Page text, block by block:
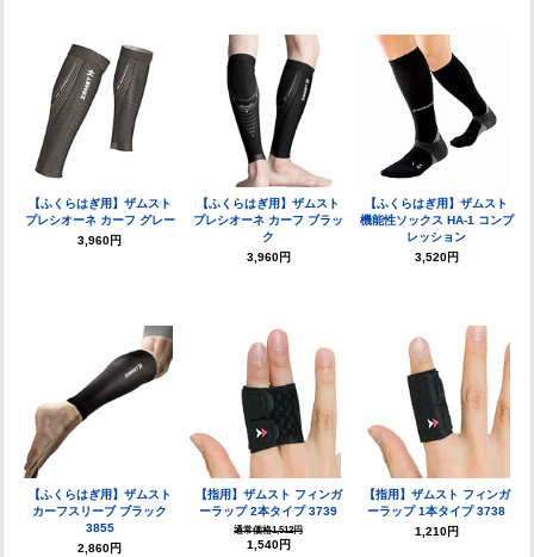
【ふくらはぎ用】ザムスト
プレシオーネ カーフ グレー
3,960円
【ふくらはぎ用】ザムスト
プレシオーネ カーフ ブラッ
ク
3,960円
【ふくらはぎ用】ザムスト
機能性ソックス HA-1 コンプ
レッション
3,520円
【ふくらはぎ用】ザムスト
カーフスリーブ ブラック
3855
2,860円
【指用】ザムスト フィンガ
ーラップ 2本タイプ 3739
通常価格1,512円
1,540円
【指用】ザムスト フィンガ
ーラップ 1本タイプ 3738
1,210円